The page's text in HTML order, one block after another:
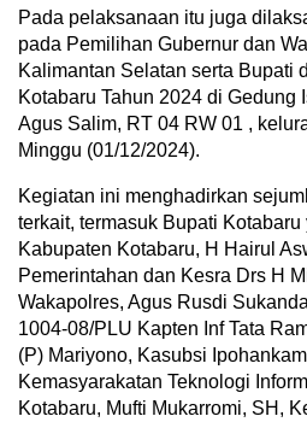
Pada pelaksanaan itu juga
pada Pemilihan Gubernur dan
Kalimantan Selatan serta Bupati
Kotabaru Tahun 2024 di Gedung
Agus Salim, RT 04 RW 01 ,
Minggu (01/12/2024).
Kegiatan ini menghadirkan
terkait, termasuk Bupati
Kabupaten Kotabaru, H Hairul
Pemerintahan dan Kesra Drs H
Wakapolres, Agus Rusdi
1004-08/PLU Kapten Inf Tata
(P) Mariyono, Kasubsi
Kemasyarakatan Teknologi
Kotabaru, Mufti Mukarromi, SH,